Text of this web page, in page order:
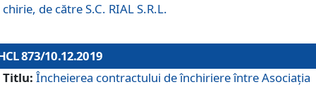
chirie, de către S.C. RIAL S.R.L.
873/10.12.2019
Titlu: Încheierea contractului de închiriere între Asociația